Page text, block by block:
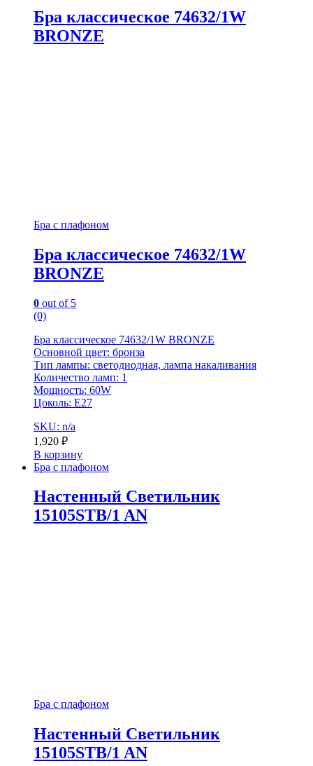
Бра классическое 74632/1W
BRONZE
Бра с плафоном
Бра классическое 74632/1W
BRONZE
0 out of 5
(0)
Бра классическое 74632/1W BRONZE
Основной цвет: бронза
Тип лампы: светодиодная, лампа накаливания
Количество ламп: 1
Мощность: 60W
Цоколь: Е27
SKU: n/a
1,920 ₽
В корзину
Бра с плафоном
Настенный Светильник
15105STB/1 AN
Бра с плафоном
Настенный Светильник
15105STB/1 AN